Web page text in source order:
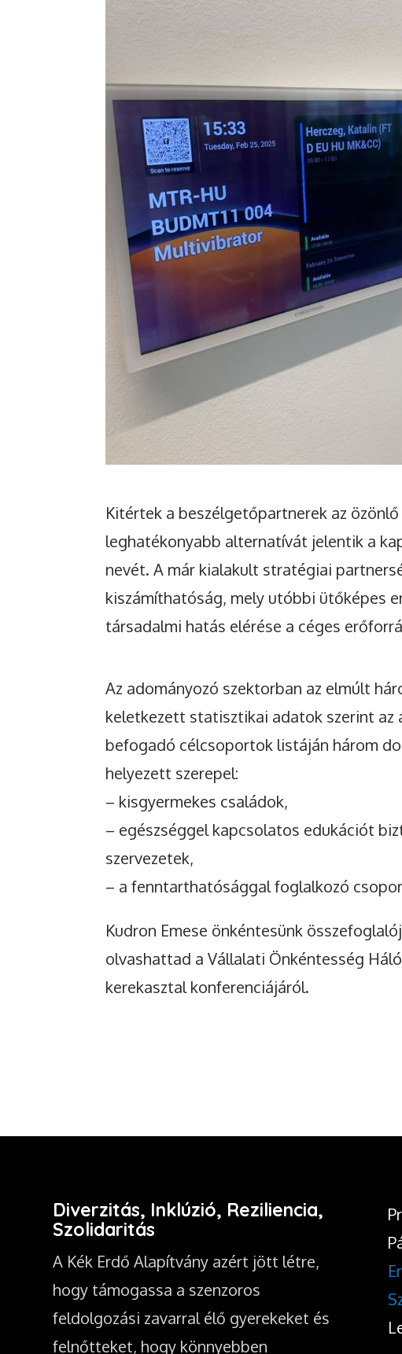
Kitértek a beszélgetőpartnerek az
leghatékonyabb alternatívát jelentik a
nevét. A már kialakult stratégiai
kiszámíthatóság, mely utóbbi ütőképes
társadalmi hatás elérése a céges
Az adományozó szektorban az elmúlt
keletkezett statisztikai adatok szerint az
befogadó célcsoportok listáján három
helyezett szerepel:
– kisgyermekes családok,
– egészséggel kapcsolatos edukációt
szervezetek,
– a fenntarthatósággal foglalkozó
Kudron Emese önkéntesünk
olvashattad a Vállalati Önkéntesség
kerekasztal konferenciájáról.
Diverzitás, Inklúzió, Reziliencia,
Szolidaritás
A Kék Erdő Alapítvány azért jött létre,
hogy támogassa a szenzoros
feldolgozási zavarral élő gyerekeket és
felnőtteket, hogy könnyebben